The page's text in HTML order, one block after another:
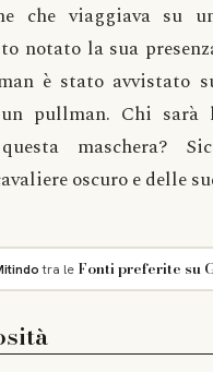
che viaggiava su
notato la sua
è stato avvistato
pullman. Chi sarà
maschera?
oscuro e delle
tra le Fonti preferite su